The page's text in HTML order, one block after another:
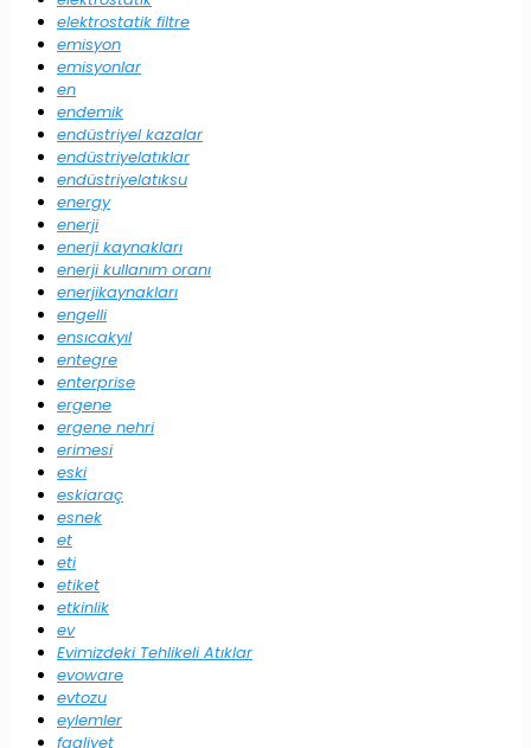
elektrostatik filtre
emisyon
emisyonlar
en
endemik
endüstriyel kazalar
endüstriyelatıklar
endüstriyelatıksu
energy
enerji
enerji kaynakları
enerji kullanım oranı
enerjikaynakları
engelli
ensıcakyıl
entegre
enterprise
ergene
ergene nehri
erimesi
eski
eskiaraç
esnek
et
eti
etiket
etkinlik
ev
Evimizdeki Tehlikeli Atıklar
evoware
evtozu
eylemler
faaliyet